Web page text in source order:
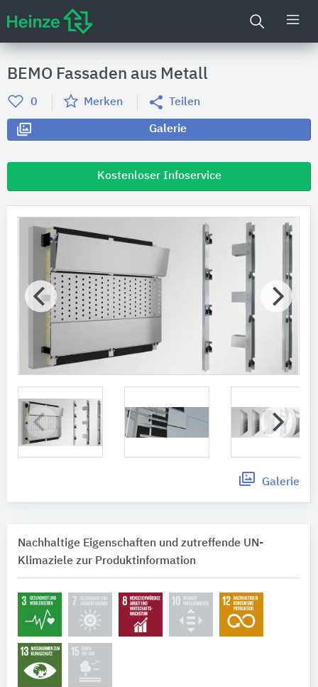
BEMO Fassaden aus Metall
0 Merken Teilen
Galerie
Kostenloser Infoservice
Galerie
Nachhaltige Eigenschaften und zutreffende UN-
Klimaziele zur Produktinformation